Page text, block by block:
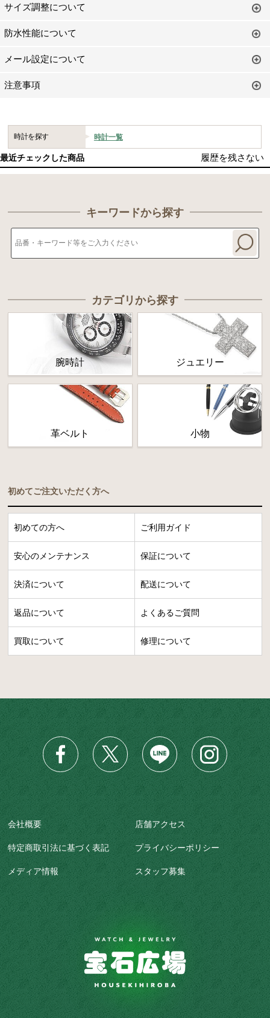
サイズ調整について
防水性能について
メール設定について
注意事項
時計を探す 時計一覧
最近チェックした商品 履歴を残さない
キーワードから探す
カテゴリから探す
腕時計 ジュエリー
革ベルト 小物
初めてご注文いただく方へ
初めての方へ ご利用ガイド
安心のメンテナンス 保証について
決済について 配送について
返品について よくあるご質問
買取について 修理について
会社概要 店舗アクセス
特定商取引法に基づく表記 プライバシーポリシー
メディア情報 スタッフ募集